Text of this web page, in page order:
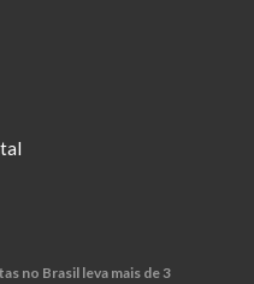
no Brasil leva mais de 3